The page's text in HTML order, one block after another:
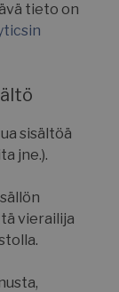
tieto on
sisältöä
jne.).
vierailija
Inc.
eu1.net
Inc.